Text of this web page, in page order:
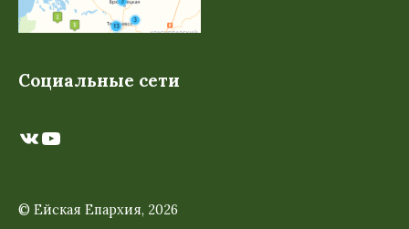
Социальные сети
ВКонтакте
YouTube
© Ейская Епархия, 2026